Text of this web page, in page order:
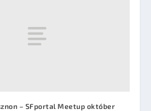
– SFportal Meetup október